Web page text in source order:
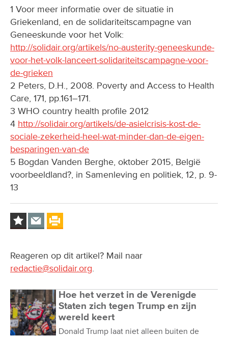
1 Voor meer informatie over de situatie in
Griekenland, en de solidariteitscampagne van
Geneeskunde voor het Volk:
http://solidair.org/artikels/no-austerity-geneeskunde-
voor-het-volk-lanceert-solidariteitscampagne-voor-
de-grieken
2 Peters, D.H., 2008. Poverty and Access to Health
Care, 171, pp.161–171.
3 WHO country health profile 2012
4 http://solidair.org/artikels/de-asielcrisis-kost-de-
sociale-zekerheid-heel-wat-minder-dan-de-eigen-
besparingen-van-de
5 Bogdan Vanden Berghe, oktober 2015, België
voorbeeldland?, in Samenleving en politiek, 12, p. 9-
13
Reageren op dit artikel? Mail naar
redactie@solidair.org.
Hoe het verzet in de Verenigde
Staten zich tegen Trump en zijn
wereld keert
Donald Trump laat niet alleen buiten de